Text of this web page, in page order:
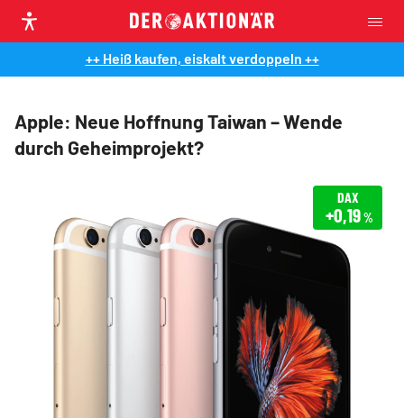
++ Heiß kaufen, eiskalt verdoppeln ++
Apple: Neue Hoffnung Taiwan – Wende
durch Geheimprojekt?
DAX
+0,19%